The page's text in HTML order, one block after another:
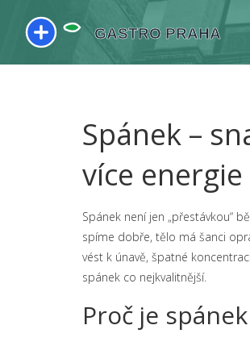
Spánek –
více energie
Spánek není jen „přestávkou“
spíme dobře, tělo má šanci
vést k únavě, špatné
spánek co nejkvalitnější.
Proč je